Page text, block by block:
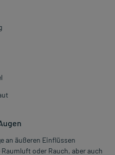
an äußeren Einflüssen
oder Rauch, aber auch